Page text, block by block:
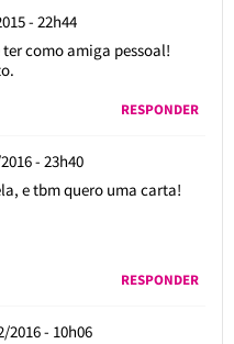
- 22h44
como amiga pessoal!
RESPONDER
- 23h40
e tbm quero uma carta!
RESPONDER
2016 - 10h06